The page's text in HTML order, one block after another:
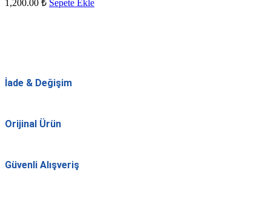
1,200.00 ₺ Sepete Ekle
İade & Değişim
Orijinal Ürün
Güvenli Alışveriş